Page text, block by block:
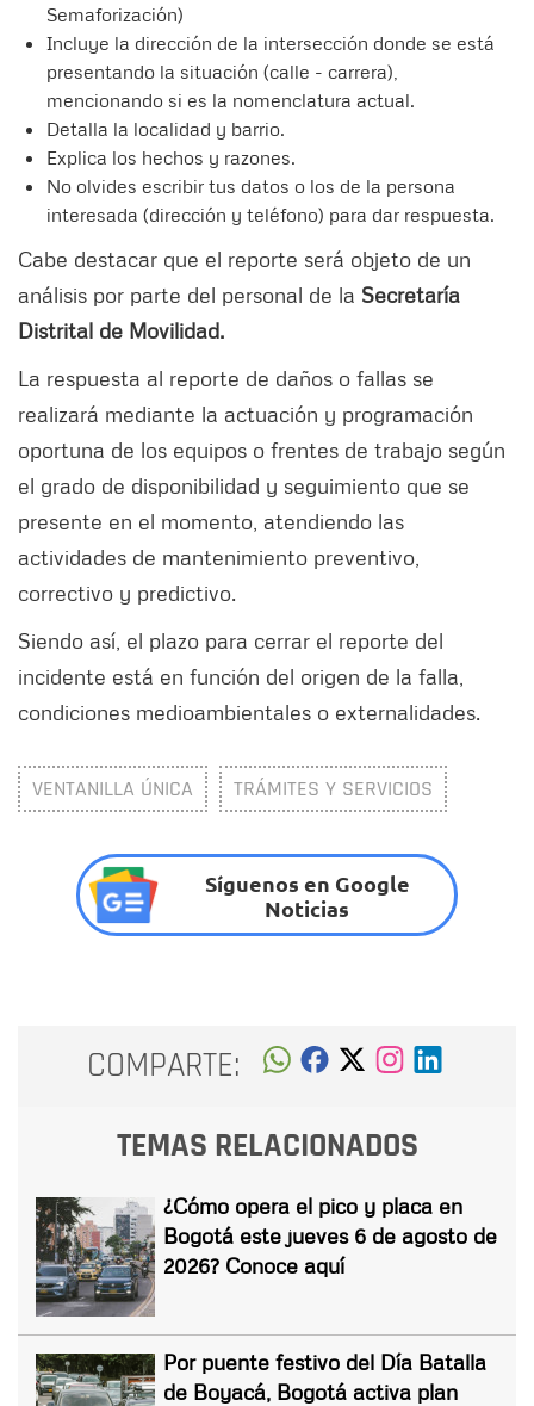
Semaforización)
Incluye la dirección de la intersección donde se está
presentando la situación (calle - carrera),
mencionando si es la nomenclatura actual.
Detalla la localidad y barrio.
Explica los hechos y razones.
No olvides escribir tus datos o los de la persona
interesada (dirección y teléfono) para dar respuesta.
Cabe destacar que el reporte será objeto de un
análisis por parte del personal de la Secretaría
Distrital de Movilidad.
La respuesta al reporte de daños o fallas se
realizará mediante la actuación y programación
oportuna de los equipos o frentes de trabajo según
el grado de disponibilidad y seguimiento que se
presente en el momento, atendiendo las
actividades de mantenimiento preventivo,
correctivo y predictivo.
Siendo así, el plazo para cerrar el reporte del
incidente está en función del origen de la falla,
condiciones medioambientales o externalidades.
VENTANILLA ÚNICA TRÁMITES Y SERVICIOS
Síguenos en Google
Noticias
COMPARTE:
TEMAS RELACIONADOS
¿Cómo opera el pico y placa en
Bogotá este jueves 6 de agosto de
2026? Conoce aquí
Por puente festivo del Día Batalla
de Boyacá, Bogotá activa plan